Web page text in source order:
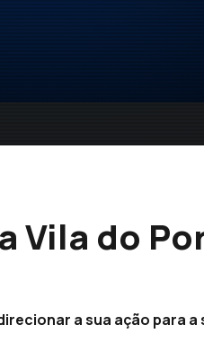
Vila do
a sua ação para